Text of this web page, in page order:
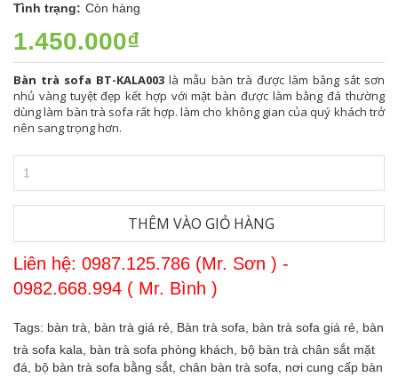
Tình trạng: Còn hàng
1.450.000₫
Bàn trà sofa BT-KALA003là mẫu bàn trà được làm bằng sắt sơn
nhủ vàng tuyệt đẹp kết hợp với mặt bàn được làm bằng đá thường
dùng làm bàn trà sofa rất hợp. làm cho không gian của quý khách trở
nên sang trọng hơn.
THÊM VÀO GIỎ HÀNG
Liên hệ: 0987.125.786 (Mr. Sơn ) -
0982.668.994 ( Mr. Bình )
Tags: bàn trà, bàn trà giá rẻ, Bàn trà sofa, bàn trà sofa giá rẻ, bàn
trà sofa kala, bàn trà sofa phòng khách, bộ bàn trà chân sắt mặt
đá, bộ bàn trà sofa bằng sắt, chân bàn trà sofa, nơi cung cấp bàn